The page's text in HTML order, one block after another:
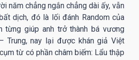
năm chẳng ngắn chẳng dài ấy, vẫn
dịch, đó là lối đánh Random của
từng giúp anh trở thành bá vương
Trung, nay lại được khán giả Việt
từ có phần châm biếm: Lẩu thập